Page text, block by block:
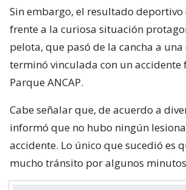
Sin embargo, el resultado
frente a la curiosa situación
pelota, que pasó de la cancha a
terminó vinculada con un accidente
Parque ANCAP.
Cabe señalar que, de acuerdo a
informó que no hubo ningún
accidente. Lo único que sucedió es
mucho tránsito por algunos